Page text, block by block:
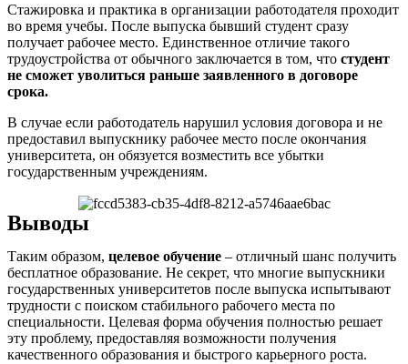
Стажировка и практика в организации работодателя проходит
во время учебы. После выпуска бывший студент сразу
получает рабочее место. Единственное отличие такого
трудоустройства от обычного заключается в том, что студент
не сможет уволиться раньше заявленного в договоре
срока.
В случае если работодатель нарушил условия договора и не
предоставил выпускнику рабочее место после окончания
университета, он обязуется возместить все убытки
государственным учреждениям.
Выводы
Таким образом, целевое обучение – отличный шанс получить
бесплатное образование. Не секрет, что многие выпускники
государственных университетов после выпуска испытывают
трудности с поиском стабильного рабочего места по
специальности. Целевая форма обучения полностью решает
эту проблему, предоставляя возможности получения
качественного образования и быстрого карьерного роста.